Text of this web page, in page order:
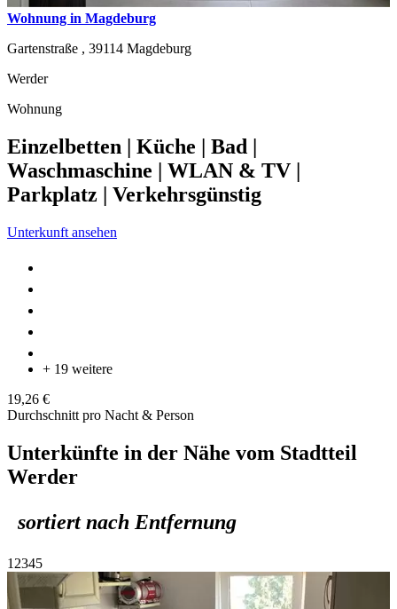
Wohnung in Magdeburg
Gartenstraße , 39114 Magdeburg
Werder
Wohnung
Einzelbetten | Küche | Bad |
Waschmaschine | WLAN & TV |
Parkplatz | Verkehrsgünstig
Unterkunft ansehen
+ 19 weitere
19,26 €
Durchschnitt pro Nacht & Person
Unterkünfte in der Nähe vom Stadtteil
Werder
sortiert nach Entfernung
1 2345